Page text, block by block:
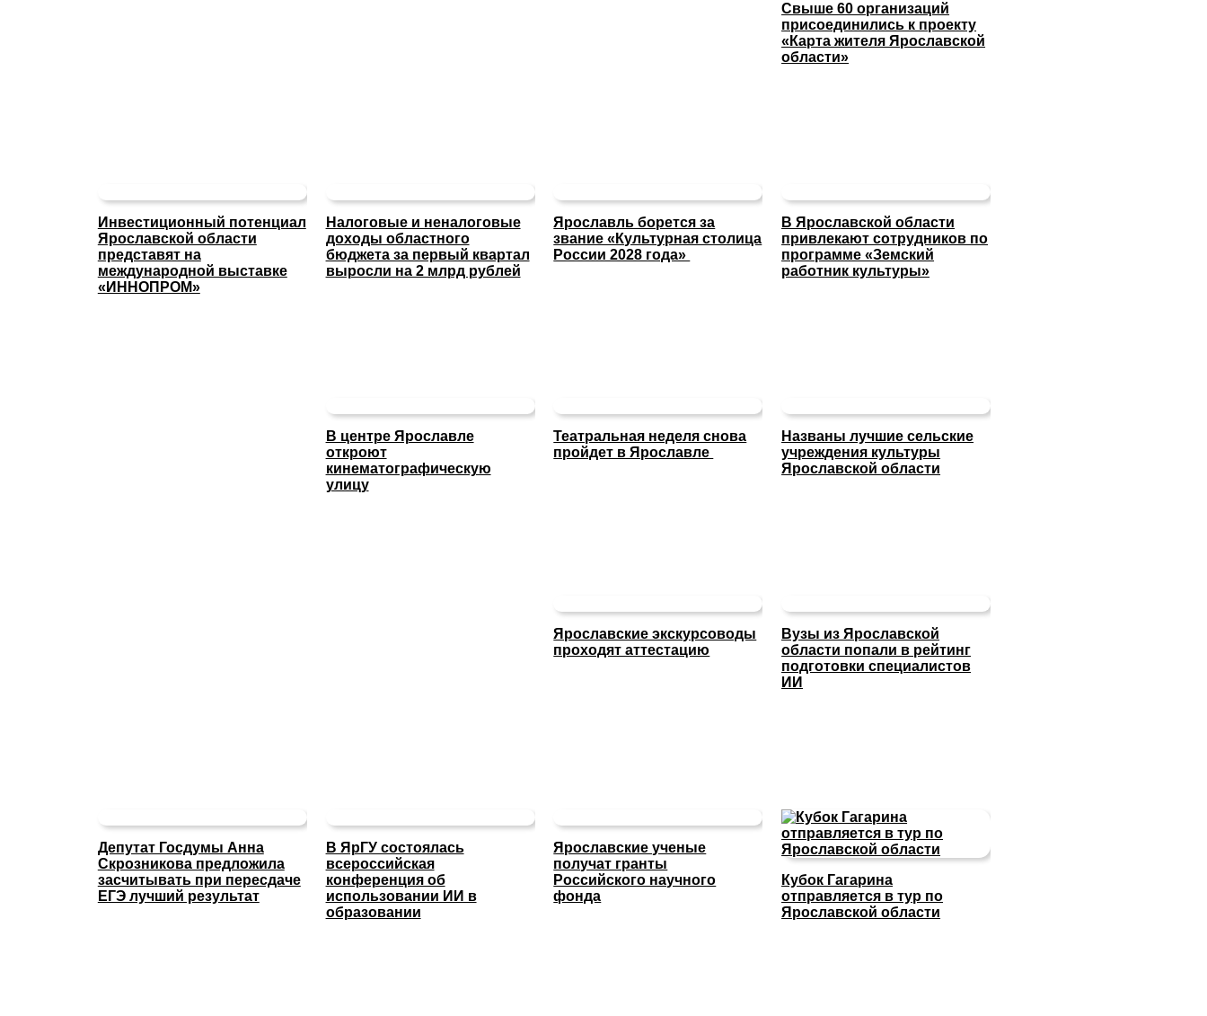
Свыше 60 организаций
присоединились к проекту
«Карта жителя Ярославской
области»
Инвестиционный потенциал
Ярославской области
представят на
международной выставке
«ИННОПРОМ»
Налоговые и неналоговые
доходы областного
бюджета за первый квартал
выросли на 2 млрд рублей
Ярославль борется за
звание «Культурная столица
России 2028 года»
В Ярославской области
привлекают сотрудников по
программе «Земский
работник культуры»
В центре Ярославле
откроют
кинематографическую
улицу
Театральная неделя снова
пройдет в Ярославле
Названы лучшие сельские
учреждения культуры
Ярославской области
Ярославские экскурсоводы
проходят аттестацию
Вузы из Ярославской
области попали в рейтинг
подготовки специалистов
ИИ
Депутат Госдумы Анна
Скрозникова предложила
засчитывать при пересдаче
ЕГЭ лучший результат
В ЯрГУ состоялась
всероссийская
конференция об
использовании ИИ в
образовании
Ярославские ученые
получат гранты
Российского научного
фонда
Кубок Гагарина
отправляется в тур по
Ярославской области